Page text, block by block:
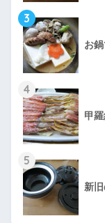
3
お
4
甲
5
新